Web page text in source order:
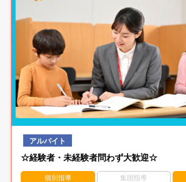
アルバイト
☆経験者・未経験者問わず大歓迎☆
個別指導 集団指導